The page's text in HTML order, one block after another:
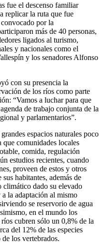
fue el descenso familiar
replicar la ruta que fue
por la
más de 40 personas,
ligados al turismo,
y nacionales como el
y los senadores Alfonso
con su presencia la
de los ríos como parte
“Vamos a luchar para que
de trabajo conjunta de la
y parlamentarios”.
espacios naturales poco
que comunidades locales
comida, regulación
estudios recientes, cuando
proveen de estos y otros
habitantes, además de
dado su elevado
la adaptación al mismo
se reservorio de agua
en el mundo los
cubren sólo un 0,8% de la
del 12% de las especies
los vertebrados.